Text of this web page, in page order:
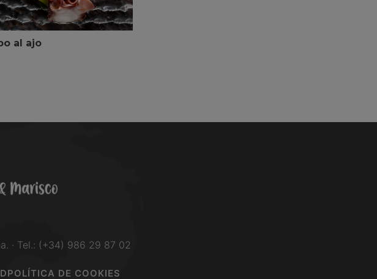
al ajo
· Tel.: (+34) 986 29 87 02
POLÍTICA DE COOKIES